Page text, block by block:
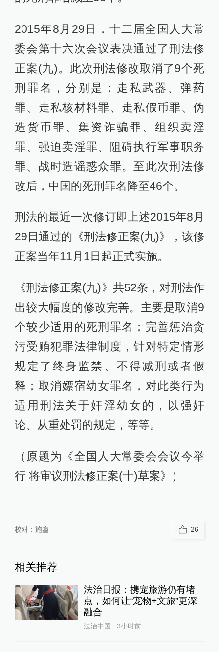
2015年8月29日，十二届全国人大常
委会第十六次会议表决通过了刑法修
正案(九)。此次刑法修改取消了9个死
刑罪名，分别是：走私武器、弹药
罪、走私核材料罪、走私假币罪、伪
造货币罪、集资诈骗罪、组织卖淫
罪、强迫卖淫罪、阻碍执行军事职务
罪、战时造谣惑众罪。至此次刑法修
改后，中国的死刑罪名降至46个。
刑法的最近一次修订即上述2015年8月
29日通过的《刑法修正案(九)》，该修
正案当年11月1日起正式实施。
《刑法修正案(九)》共52条，对刑法作
出较大幅度的修改完善。主要是取消9
个较少适用的死刑罪名；完善惩治贪
污受贿犯罪法律制度，针对特定情形
规定了终身监禁、不得减刑或者假
释；取消嫖宿幼女罪名，对此类行为
适用刑法关于奸淫幼女的，以强奸
论、从重处罚的规定，等等。
（原题为《全国人大常委会会议今举
行 将审议刑法修正案(十)草案》）
校对： 施鋆 26
相关推荐
法治日报：携宠旅游仍有堵
点，如何让“宠物+文旅”更深
融合
法治中国 3小时前